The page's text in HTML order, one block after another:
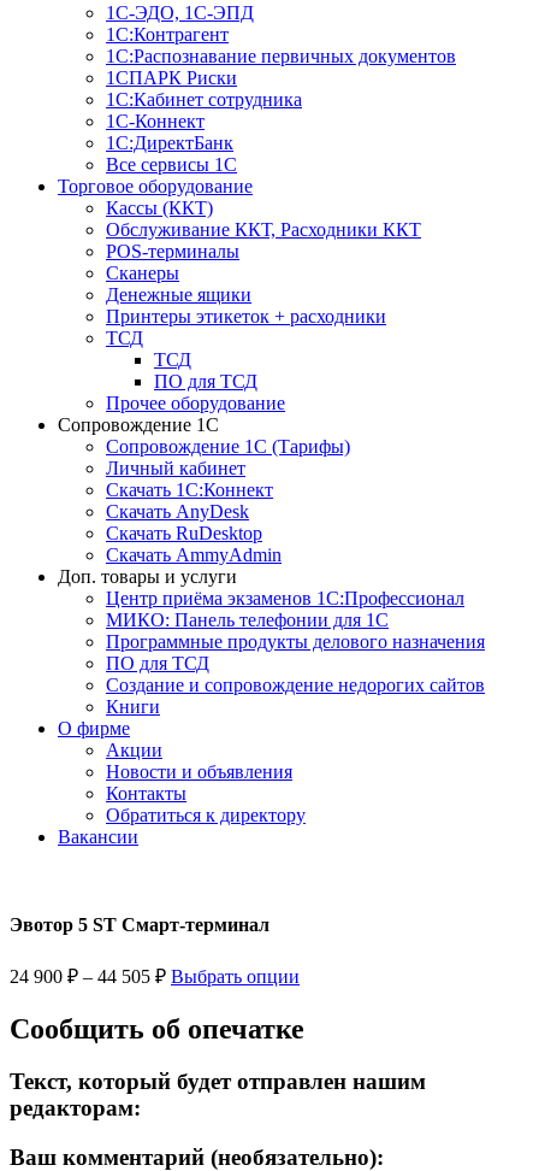
1С-ЭДО, 1С-ЭПД
1С:Контрагент
1С:Распознавание первичных документов
1СПАРК Риски
1С:Кабинет сотрудника
1С-Коннект
1С:ДиректБанк
Все сервисы 1С
Торговое оборудование
Кассы (ККТ)
Обслуживание ККТ, Расходники ККТ
POS-терминалы
Сканеры
Денежные ящики
Принтеры этикеток + расходники
ТСД
ТСД
ПО для ТСД
Прочее оборудование
Сопровождение 1С
Сопровождение 1С (Тарифы)
Личный кабинет
Скачать 1С:Коннект
Скачать AnyDesk
Скачать RuDesktop
Скачать AmmyAdmin
Доп. товары и услуги
Центр приёма экзаменов 1С:Профессионал
МИКО: Панель телефонии для 1С
Программные продукты делового назначения
ПО для ТСД
Создание и сопровождение недорогих сайтов
Книги
О фирме
Акции
Новости и объявления
Контакты
Обратиться к директору
Вакансии
Эвотор 5 ST Смарт-терминал
24 900 ₽ – 44 505 ₽ Выбрать опции
Сообщить об опечатке
Текст, который будет отправлен нашим
редакторам:
Ваш комментарий (необязательно):